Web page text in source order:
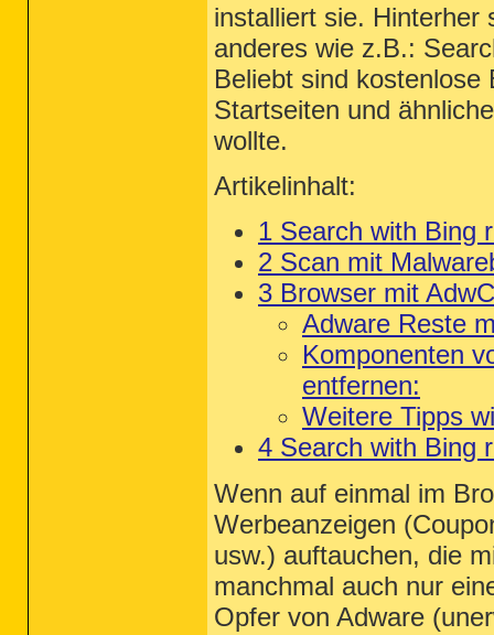
installiert sie. Hinterher
anderes wie z.B.:
Beliebt sind
Startseiten und
wollte.
Artikelinhalt:
1 Search with Bing
2 Scan mit
3 Browser mit
Adware Reste
Komponenten
entfernen:
Weitere Tipps
4 Search with Bing
Wenn auf einmal im
Werbeanzeigen
usw.) auftauchen, die
manchmal auch nur
Opfer von Adware